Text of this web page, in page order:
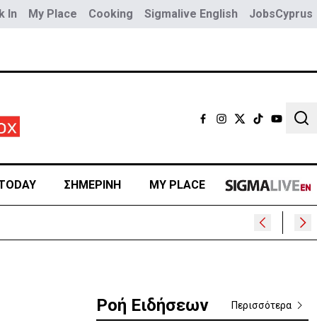
In My Place Cooking Sigmalive English JobsCyprus
ΣΗΜΕΡΙΝΗ MY PLACE
Ροή Ειδήσεων Περισσότερα